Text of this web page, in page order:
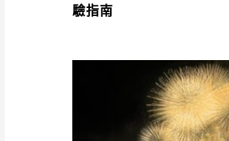
驗指南